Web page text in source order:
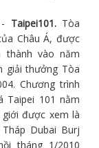
Taipei101. Tòa
Châu Á, được
thành vào năm
giải thưởng Tòa
Chương trình
Taipei 101 nằm
được xem là
Dubai Burj
tháng 1/2010